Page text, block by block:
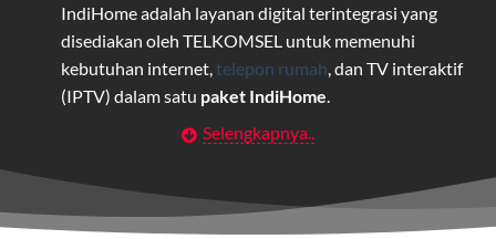
IndiHome adalah layanan digital terintegrasi yang
disediakan oleh TELKOMSEL untuk memenuhi
kebutuhan internet, telepon rumah , dan TV interaktif
(IPTV) dalam satu paket IndiHome
Layanan Wifi Indihome ini dirancang untuk
maupun individu yang membutuhkan konektivitas dan
hiburan berkualitas tinggi.
Selengkapnya..